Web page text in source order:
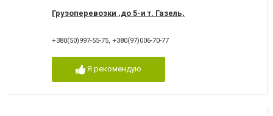
Грузоперевозки ,до 5-и т. Газель,
+380(50)997-55-75, +380(97)006-70-77
Я рекомендую